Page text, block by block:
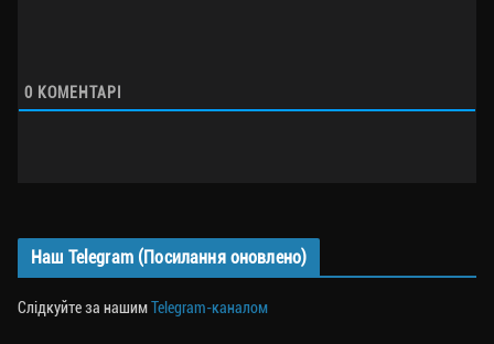
0 КОМЕНТАРІ
Наш Telegram (Посилання оновлено)
Слідкуйте за нашимTelegram-каналом